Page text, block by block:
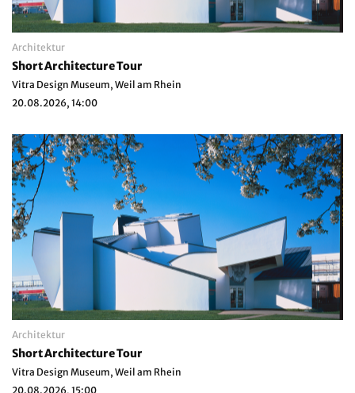
Architektur
Short Architecture Tour
Vitra Design Museum, Weil am Rhein
20.08.2026, 14:00
Architektur
Short Architecture Tour
Vitra Design Museum, Weil am Rhein
20.08.2026, 15:00